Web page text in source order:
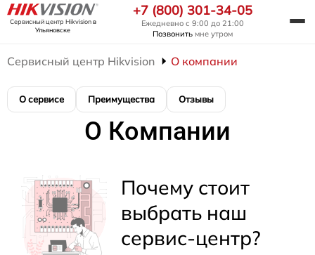
Сервисный центр Hikvisionв
Ульяновске
+7 (800) 301-34-05
Ежедневно с 9:00 до 21:00
Позвонить мне утром
Сервисный центр Hikvision О компании
О сервисе Преимущества Отзывы
О Компании
Почему стоит
выбрать наш
сервис-центр?